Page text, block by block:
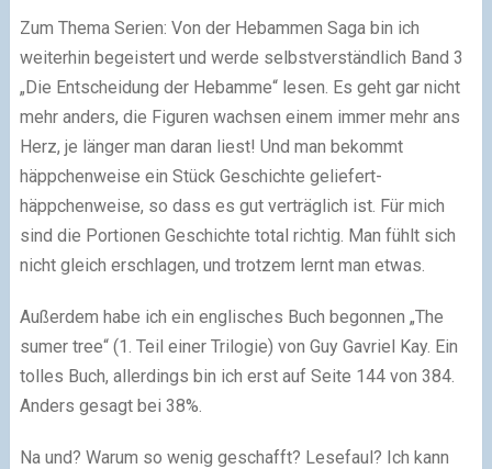
Zum Thema Serien: Von der Hebammen Saga bin ich
weiterhin begeistert und werde selbstverständlich Band 3
„Die Entscheidung der Hebamme“ lesen. Es geht gar nicht
mehr anders, die Figuren wachsen einem immer mehr ans
Herz, je länger man daran liest! Und man bekommt
häppchenweise ein Stück Geschichte geliefert-
häppchenweise, so dass es gut verträglich ist. Für mich
sind die Portionen Geschichte total richtig. Man fühlt sich
nicht gleich erschlagen, und trotzem lernt man etwas.
Außerdem habe ich ein englisches Buch begonnen „The
sumer tree“ (1. Teil einer Trilogie) von Guy Gavriel Kay. Ein
tolles Buch, allerdings bin ich erst auf Seite 144 von 384.
Anders gesagt bei 38%.
Na und? Warum so wenig geschafft? Lesefaul? Ich kann